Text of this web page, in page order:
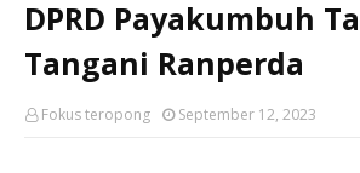
DPRD Payakumbuh
Tangani Ranperda
Fokus teropong September 12, 2023